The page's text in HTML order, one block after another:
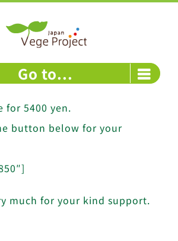
Go to...
for 5400 yen.
button below for your
much for your kind support.